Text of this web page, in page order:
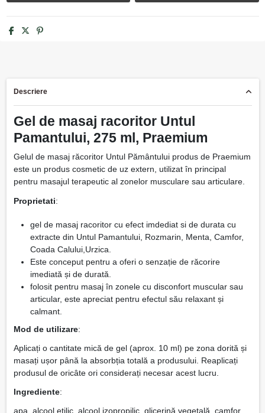
Descriere
Gel de masaj racoritor Untul
Pamantului, 275 ml, Praemium
Gelul de masaj răcoritor Untul Pământului produs de Praemium
este un produs cosmetic de uz extern, utilizat în principal
pentru masajul terapeutic al zonelor musculare sau articulare.
Proprietati:
gel de masaj racoritor cu efect imdediat si de durata cu
extracte din Untul Pamantului, Rozmarin, Menta, Camfor,
Coada Calului,Urzica.
Este conceput pentru a oferi o senzație de răcorire
imediată și de durată.
folosit pentru masaj în zonele cu disconfort muscular sau
articular, este apreciat pentru efectul său relaxant și
calmant.
Mod de utilizare:
Aplicați o cantitate mică de gel (aprox. 10 ml) pe zona dorită și
masați ușor până la absorbția totală a produsului. Reaplicați
produsul de oricâte ori considerați necesar acest lucru.
Ingrediente:
apa, alcool etilic, alcool izopropilic, glicerină vegetală, camfor,